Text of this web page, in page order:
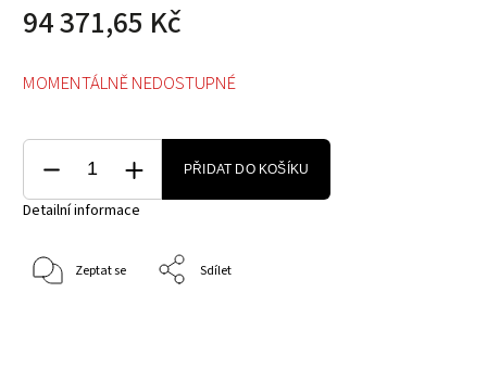
94 371,65 Kč
MOMENTÁLNĚ NEDOSTUPNÉ
PŘIDAT DO KOŠÍKU
Detailní informace
Zeptat se Sdílet